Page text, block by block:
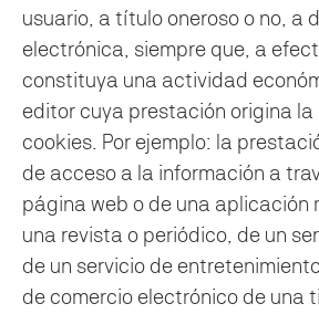
usuario, a título oneroso o no, a
electrónica, siempre que, a
constituya una actividad
editor cuya prestación origina
cookies. Por ejemplo: la
de acceso a la información a
página web o de una aplicación
una revista o periódico, de un
de un servicio de
de comercio electrónico de una